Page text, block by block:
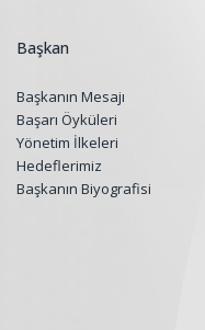
Başkan
Başkanın Mesajı
Başarı Öyküleri
Yönetim İlkeleri
Hedeflerimiz
Başkanın Biyografisi